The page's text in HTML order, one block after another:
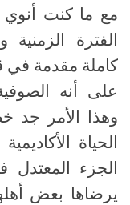
مع ما كنت أنوي
الفترة
كاملة مقدمة في
على أنه
وهذا الأمر جد
الحياة
الجزء المعتدل
يرضاها بعض